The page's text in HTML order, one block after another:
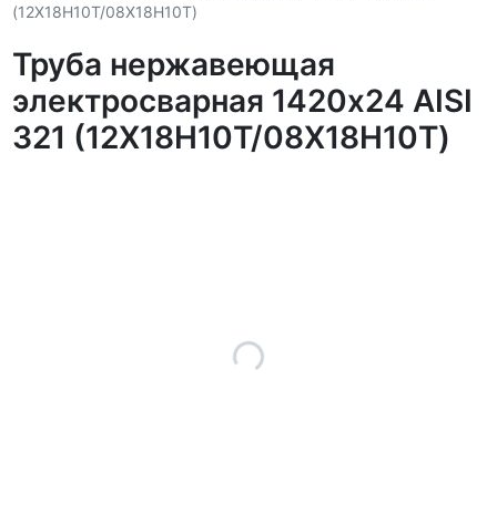
(12Х18Н10Т/08Х18Н10Т)
Труба нержавеющая
электросварная 1420х24 AISI
321 (12Х18Н10Т/08Х18Н10Т)